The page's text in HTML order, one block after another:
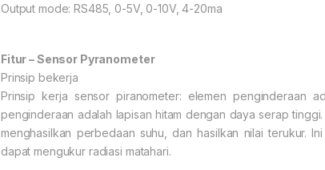
Output mode: RS485, 0-5V, 0-10V, 4-20ma
Fitur – Sensor Pyranometer
Prinsip bekerja
Prinsip kerja sensor piranometer: elemen penginderaan
penginderaan adalah lapisan hitam dengan daya serap
menghasilkan perbedaan suhu, dan hasilkan nilai terukur.
dapat mengukur radiasi matahari.